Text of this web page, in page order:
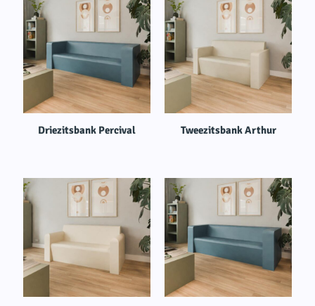
Driezitsbank Percival Tweezitsbank Arthur